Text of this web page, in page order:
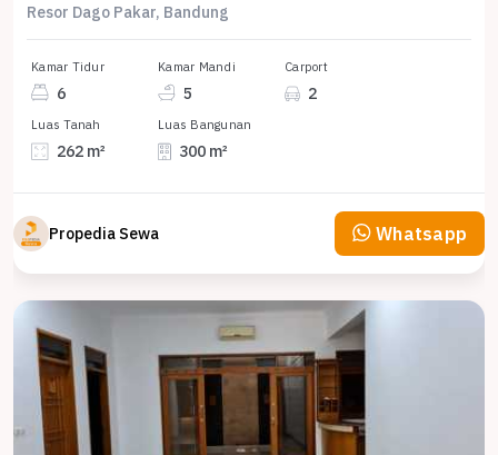
Resor Dago Pakar, Bandung
Kamar Tidur
6
Kamar Mandi
5
Carport
2
Luas Tanah
262 m²
Luas Bangunan
300 m²
Propedia Sewa Whatsapp